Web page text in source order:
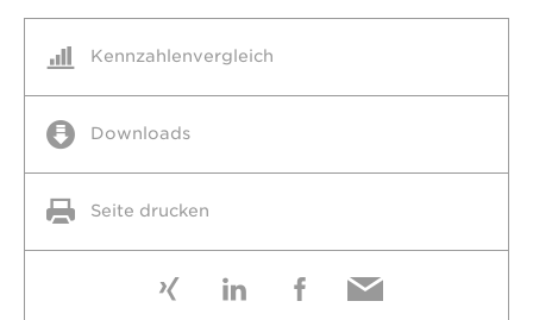
Kennzahlenvergleich
Downloads
Seite drucken